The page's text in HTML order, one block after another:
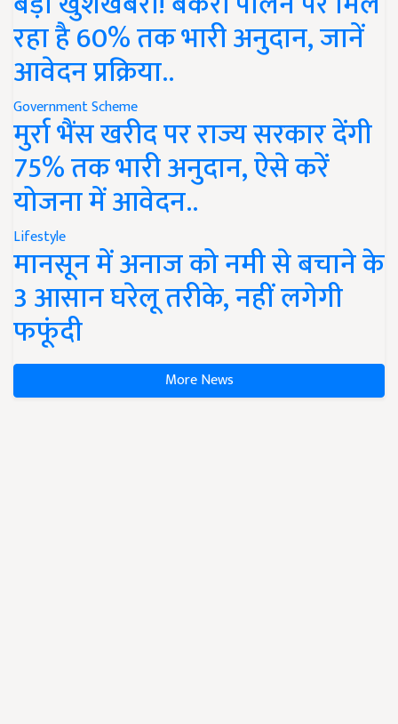
रहा है 60% तक भारी अनुदान, जानें
आवेदन प्रक्रिया..
Government Scheme
मुर्रा भैंस खरीद पर राज्य सरकार देंगी
75% तक भारी अनुदान, ऐसे करें
योजना में आवेदन..
Lifestyle
मानसून में अनाज को नमी से बचाने के
3 आसान घरेलू तरीके, नहीं लगेगी
फफूंदी
More News